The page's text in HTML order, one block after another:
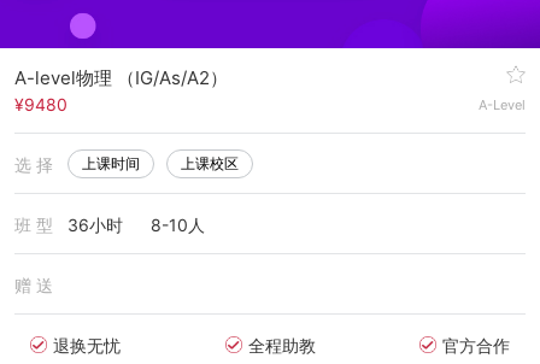
A-level物理 （IG/As/A2）
¥9480 A-Level
选 择 上课时间 上课校区
班 型 36小时 8-10人
赠 送
退换无忧 全程助教 官方合作